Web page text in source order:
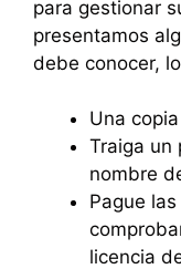
para gestionar
presentamos
debe conocer,
Una
Traiga un
nombre
Pague
licencia